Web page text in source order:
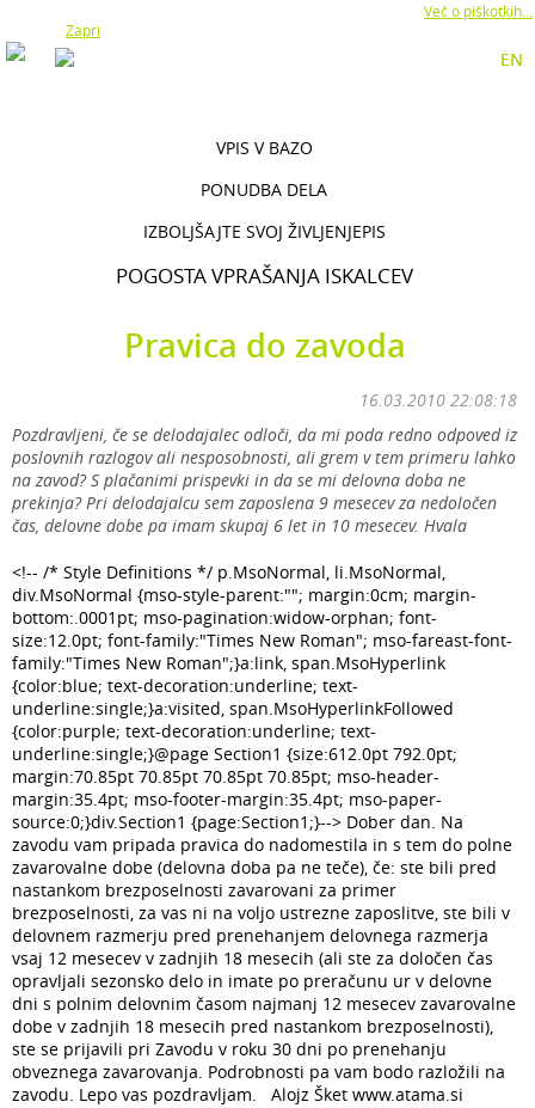
Več o piškotkih...
Zapri
EN
VPIS V BAZO
PONUDBA DELA
IZBOLJŠAJTE SVOJ ŽIVLJENJEPIS
POGOSTA VPRAŠANJA ISKALCEV
Pravica do zavoda
16.03.2010 22:08:18
Pozdravljeni, če se delodajalec odloči, da mi poda redno odpoved iz
poslovnih razlogov ali nesposobnosti, ali grem v tem primeru lahko
na zavod? S plačanimi prispevki in da se mi delovna doba ne
prekinja? Pri delodajalcu sem zaposlena 9 mesecev za nedoločen
čas, delovne dobe pa imam skupaj 6 let in 10 mesecev. Hvala
<!-- /* Style Definitions */ p.MsoNormal, li.MsoNormal,
div.MsoNormal {mso-style-parent:""; margin:0cm; margin-
bottom:.0001pt; mso-pagination:widow-orphan; font-
size:12.0pt; font-family:"Times New Roman"; mso-fareast-font-
family:"Times New Roman";}a:link, span.MsoHyperlink
{color:blue; text-decoration:underline; text-
underline:single;}a:visited, span.MsoHyperlinkFollowed
{color:purple; text-decoration:underline; text-
underline:single;}@page Section1 {size:612.0pt 792.0pt;
margin:70.85pt 70.85pt 70.85pt 70.85pt; mso-header-
margin:35.4pt; mso-footer-margin:35.4pt; mso-paper-
source:0;}div.Section1 {page:Section1;}--> Dober dan. Na
zavodu vam pripada pravica do nadomestila in s tem do polne
zavarovalne dobe (delovna doba pa ne teče), če: ste bili pred
nastankom brezposelnosti zavarovani za primer
brezposelnosti, za vas ni na voljo ustrezne zaposlitve, ste bili v
delovnem razmerju pred prenehanjem delovnega razmerja
vsaj 12 mesecev v zadnjih 18 mesecih (ali ste za določen čas
opravljali sezonsko delo in imate po preračunu ur v delovne
dni s polnim delovnim časom najmanj 12 mesecev zavarovalne
dobe v zadnjih 18 mesecih pred nastankom brezposelnosti),
ste se prijavili pri Zavodu v roku 30 dni po prenehanju
obveznega zavarovanja. Podrobnosti pa vam bodo razložili na
zavodu. Lepo vas pozdravljam. Alojz Šket www.atama.si